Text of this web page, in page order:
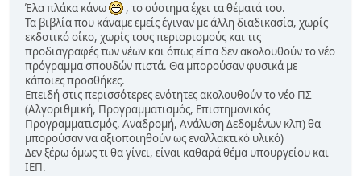
Έλα πλάκα κάνω
, το σύστημα έχει τα θέματά του.
Τα βιβλία που κάναμε εμείς έγιναν με άλλη διαδικασία, χωρίς
εκδοτικό οίκο, χωρίς τους περιορισμούς και τις
προδιαγραφές των νέων και όπως είπα δεν ακολουθούν το νέο
πρόγραμμα σπουδών πιστά. Θα μπορούσαν φυσικά με
κάποιες προσθήκες.
Επειδή στις περισσότερες ενότητες ακολουθούν το νέο ΠΣ
(Αλγοριθμική, Προγραμματισμός, Επιστημονικός
Προγραμματισμός, Αναδρομή, Ανάλυση Δεδομένων κλπ) θα
μπορούσαν να αξιοποιηθούν ως εναλλακτικό υλικό)
Δεν ξέρω όμως τι θα γίνει, είναι καθαρά θέμα υπουργείου και
ΙΕΠ.